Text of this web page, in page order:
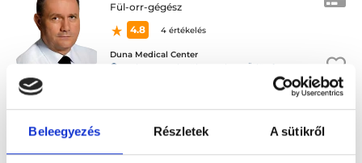
Beleegyezés Részletek A sütikről
Fül-orr-gégész
4.8
4 értékelés
Duna Medical Center
Budapest, IX. kerület, Lechner Ödön fasor 5.
Következő időpont:augusztus 27.